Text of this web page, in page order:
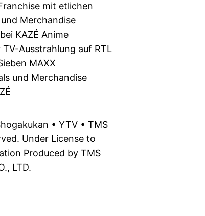
mit etlichen
Merchandise
KAZÉ Anime
Ausstrahlung auf RTL
MAXX
und Merchandise
• YTV • TMS
Under License to
Produced by TMS
LTD.